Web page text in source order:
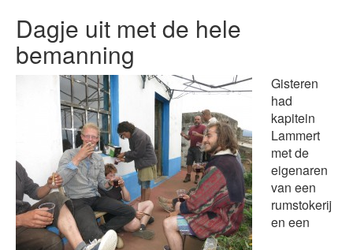
Dagje uit met de hele
bemanning
Gisteren
had
kapitein
Lammert
met de
eigenaren
van een
rumstokerij
en een